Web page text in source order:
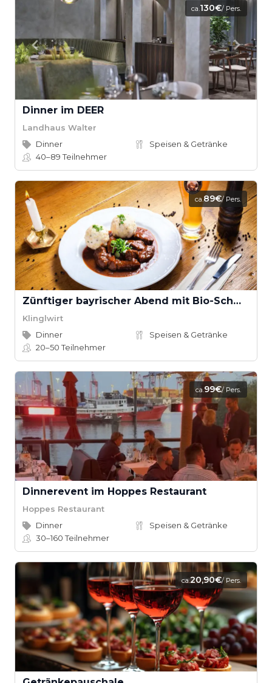
ca.130€/ Pers.
Dinner im DEER
Landhaus Walter
Dinner
Speisen & Getränke
40–89Teilnehmer
ca.89€/ Pers.
Zünftiger bayrischer Abend mit Bio-Schmankerl im Family Style
Klinglwirt
Dinner
Speisen & Getränke
20–50Teilnehmer
ca.99€/ Pers.
Dinnerevent im Hoppes Restaurant
Hoppes Restaurant
Dinner
Speisen & Getränke
30–160Teilnehmer
ca.20,90€/ Pers.